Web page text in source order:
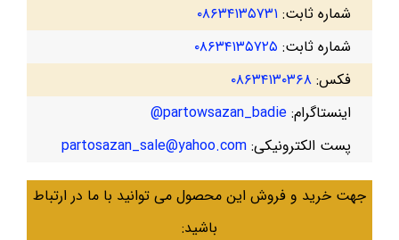
شماره ثابت: ۰۸۶۳۴۱۳۵۷۳۱
شماره ثابت: ۰۸۶۳۴۱۳۵۷۲۵
فکس: ۰۸۶۳۴۱۳۰۳۶۸
اینستاگرام: partowsazan_badie@
پست الکترونیکی: partosazan_sale@yahoo.com
جهت خرید و فروش این محصول می توانید با ما در ارتباط
باشید: